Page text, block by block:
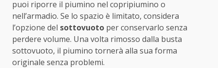
puoi riporre il piumino nel copripiumino o
nell’armadio. Se lo spazio è limitato, considera
l’opzione del sottovuoto per conservarlo senza
perdere volume. Una volta rimosso dalla busta
sottovuoto, il piumino tornerà alla sua forma
originale senza problemi.